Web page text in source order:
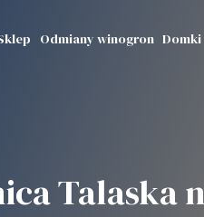
Odmiany winogron Domki
Talaska